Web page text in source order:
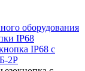
оборудования
IP68
IP68 с
2Р